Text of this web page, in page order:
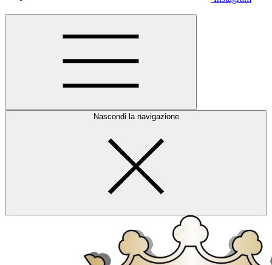
Nascondi la navigazione